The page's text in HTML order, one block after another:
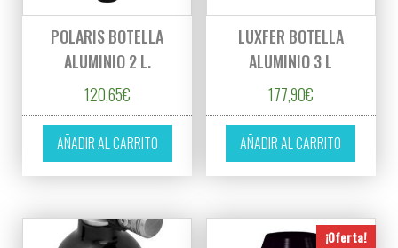
POLARIS BOTELLA
ALUMINIO 2 L.
120,65€
AÑADIR AL CARRITO
LUXFER BOTELLA
ALUMINIO 3 L
177,90€
AÑADIR AL CARRITO
¡Oferta!